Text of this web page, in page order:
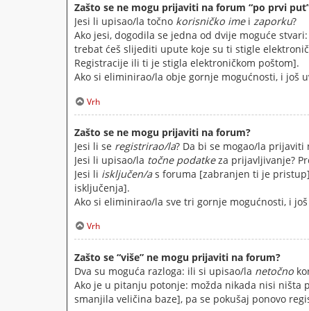
Zašto se ne mogu prijaviti na forum “po prvi
Jesi li upisao/la točno korisničko imei zaporku?
Ako jesi, dogodila se jedna od dvije moguće
trebat ćeš slijediti upute koje su ti stigle
Registracije ili ti je stigla elektroničkom poštom].
Ako si eliminirao/la obje gornje mogućnosti, i još
Vrh
Zašto se ne mogu prijaviti na forum?
Jesi li se registrirao/la? Da bi se mogao/la
Jesi li upisao/la točne podatkeza prijavljivanje?
Jesi li isključen/as foruma [zabranjen ti je
isključenja].
Ako si eliminirao/la sve tri gornje mogućnosti, i
Vrh
Zašto se “više” ne mogu prijaviti na forum?
Dva su moguća razloga: ili si upisao/la netočno
Ako je u pitanju potonje: možda nikada nisi ništa
smanjila veličina baze], pa se pokušaj ponovo